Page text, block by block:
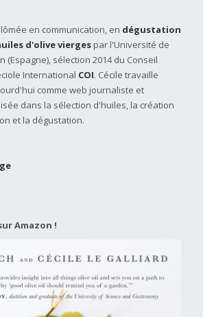
en communication, en dégustation
d'olive vierges par l'Université de
(Espagne), sélection 2014 du Conseil
International COI. Cécile travaille
comme web journaliste et
dans la sélection d'huiles, la création
et la dégustation.
Amazon !